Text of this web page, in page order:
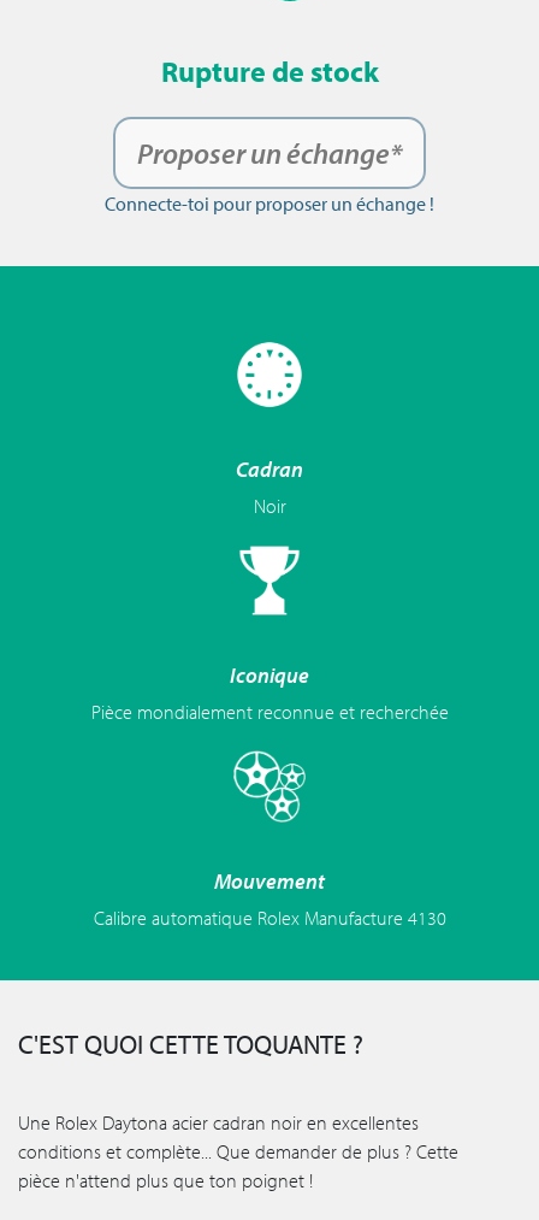
Rupture de stock
Proposer un échange*
Connecte-toi pour proposer un échange !
Cadran
Noir
Iconique
Pièce mondialement reconnue et recherchée
Mouvement
Calibre automatique Rolex Manufacture 4130
C'EST QUOI CETTE TOQUANTE ?
Une Rolex Daytona acier cadran noir en excellentes
conditions et complète... Que demander de plus ? Cette
pièce n'attend plus que ton poignet !